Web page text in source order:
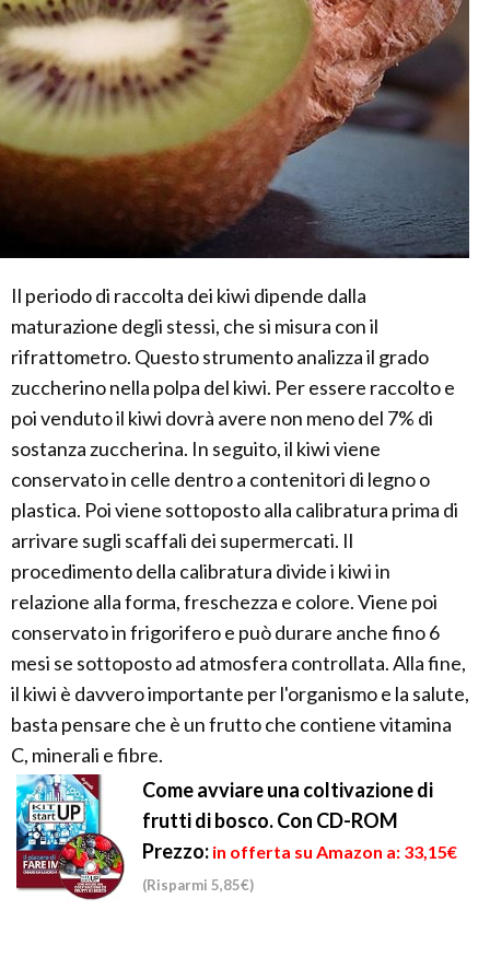
Il periodo di raccolta dei kiwi dipende dalla
maturazione degli stessi, che si misura con il
rifrattometro. Questo strumento analizza il grado
zuccherino nella polpa del kiwi. Per essere raccolto e
poi venduto il kiwi dovrà avere non meno del 7% di
sostanza zuccherina. In seguito, il kiwi viene
conservato in celle dentro a contenitori di legno o
plastica. Poi viene sottoposto alla calibratura prima di
arrivare sugli scaffali dei supermercati. Il
procedimento della calibratura divide i kiwi in
relazione alla forma, freschezza e colore. Viene poi
conservato in frigorifero e può durare anche fino 6
mesi se sottoposto ad atmosfera controllata. Alla fine,
il kiwi è davvero importante per l'organismo e la salute,
basta pensare che è un frutto che contiene vitamina
C, minerali e fibre.
Come avviare una coltivazione di
frutti di bosco. Con CD-ROM
Prezzo: in offerta su Amazon a: 33,15€
(Risparmi 5,85€)